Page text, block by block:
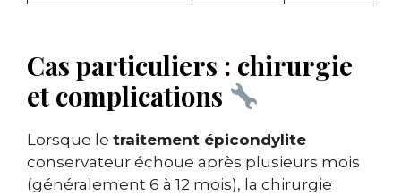
Cas particuliers : chirurgie
et complications
Lorsque le traitement épicondylite
conservateur échoue après plusieurs mois
(généralement 6 à 12 mois), la chirurgie